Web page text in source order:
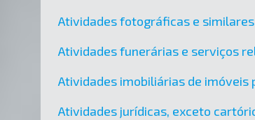
Atividades fotográficas e similares
Atividades funerárias e serviços
Atividades imobiliárias de imóveis
Atividades jurídicas, exceto